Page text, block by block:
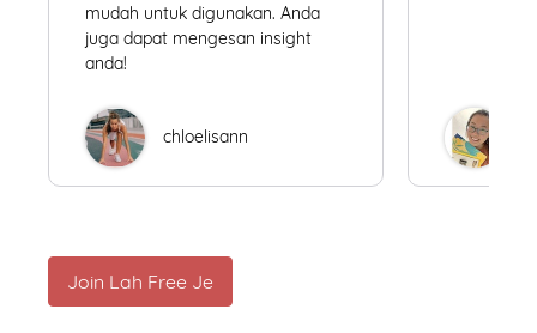
mudah untuk digunakan. Anda
juga dapat mengesan insight
anda!
chloelisann
Join Lah Free Je